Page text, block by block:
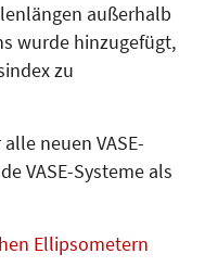
außerhalb
wurde hin­zu­­gefügt,
zu
neuen VASE-
VASE-Systeme als
Ellipsometern